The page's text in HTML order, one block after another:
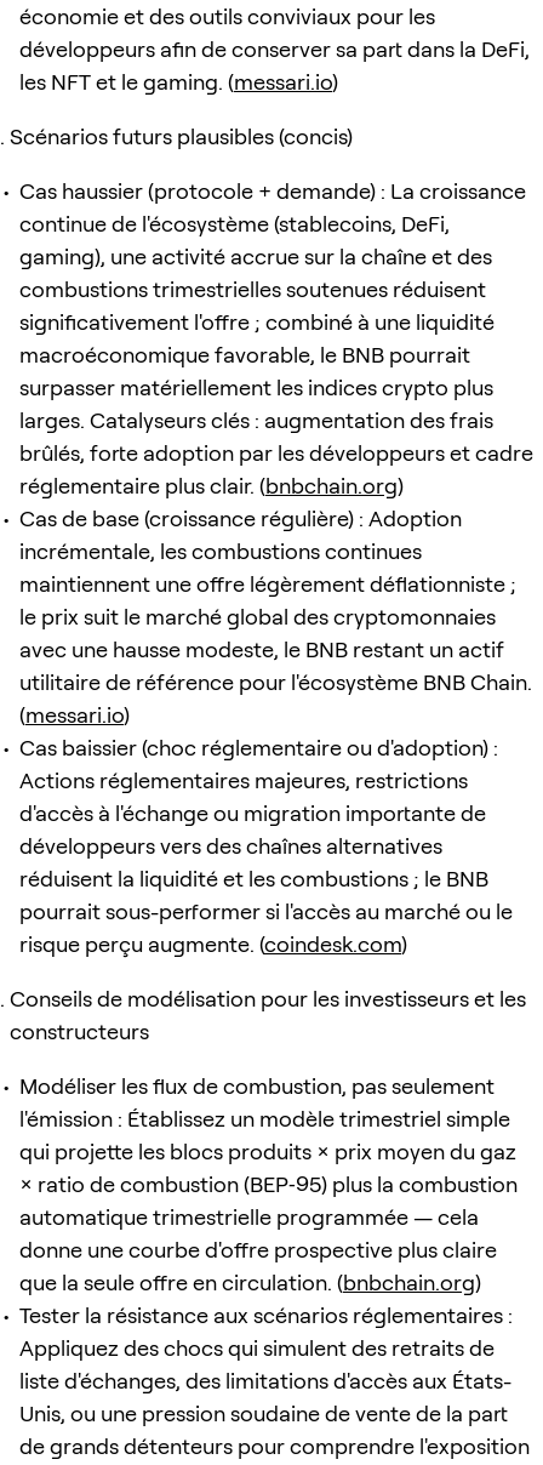
économie et des outils conviviaux pour les
développeurs afin de conserver sa part dans la DeFi,
les NFT et le gaming. (messari.io)
Scénarios futurs plausibles (concis)
Cas haussier (protocole + demande) : La croissance
continue de l'écosystème (stablecoins, DeFi,
gaming), une activité accrue sur la chaîne et des
combustions trimestrielles soutenues réduisent
significativement l'offre ; combiné à une liquidité
macroéconomique favorable, le BNB pourrait
surpasser matériellement les indices crypto plus
larges. Catalyseurs clés : augmentation des frais
brûlés, forte adoption par les développeurs et cadre
réglementaire plus clair. (bnbchain.org)
Cas de base (croissance régulière) : Adoption
incrémentale, les combustions continues
maintiennent une offre légèrement déflationniste ;
le prix suit le marché global des cryptomonnaies
avec une hausse modeste, le BNB restant un actif
utilitaire de référence pour l'écosystème BNB Chain.
(messari.io)
Cas baissier (choc réglementaire ou d'adoption) :
Actions réglementaires majeures, restrictions
d'accès à l'échange ou migration importante de
développeurs vers des chaînes alternatives
réduisent la liquidité et les combustions ; le BNB
pourrait sous-performer si l'accès au marché ou le
risque perçu augmente. (coindesk.com)
Conseils de modélisation pour les investisseurs et les
constructeurs
Modéliser les flux de combustion, pas seulement
l'émission : Établissez un modèle trimestriel simple
qui projette les blocs produits × prix moyen du gaz
× ratio de combustion (BEP‑95) plus la combustion
automatique trimestrielle programmée — cela
donne une courbe d'offre prospective plus claire
que la seule offre en circulation. (bnbchain.org)
Tester la résistance aux scénarios réglementaires :
Appliquez des chocs qui simulent des retraits de
liste d'échanges, des limitations d'accès aux États-
Unis, ou une pression soudaine de vente de la part
de grands détenteurs pour comprendre l'exposition